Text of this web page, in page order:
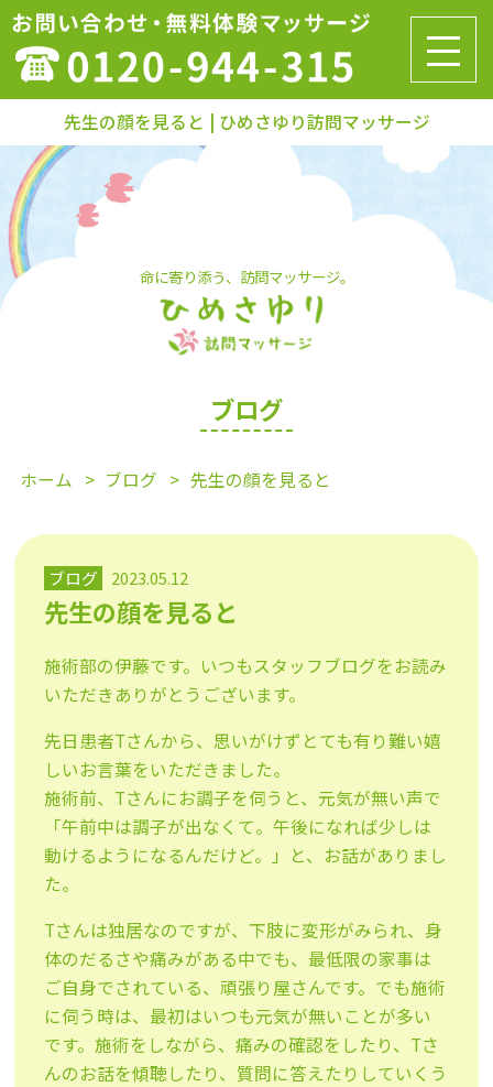
先生の顔を見ると | ひめさゆり訪問マッサージ
命に寄り添う、訪問マッサージ。
ブログ
ホーム ブログ 先生の顔を見ると
ブログ 2023.05.12
先生の顔を見ると
施術部の伊藤です。いつもスタッフブログをお読み
いただきありがとうございます。
先日患者Tさんから、思いがけずとても有り難い嬉
しいお言葉をいただきました。
施術前、Tさんにお調子を伺うと、元気が無い声で
「午前中は調子が出なくて。午後になれば少しは
動けるようになるんだけど。」と、お話がありまし
た。
Tさんは独居なのですが、下肢に変形がみられ、身
体のだるさや痛みがある中でも、最低限の家事は
ご自身でされている、頑張り屋さんです。でも施術
に伺う時は、最初はいつも元気が無いことが多い
です。施術をしながら、痛みの確認をしたり、Tさ
んのお話を傾聴したり、質問に答えたりしていくう